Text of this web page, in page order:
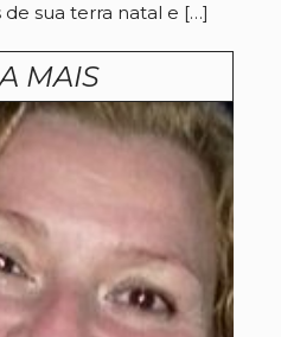
sua terra natal e […]
MAIS